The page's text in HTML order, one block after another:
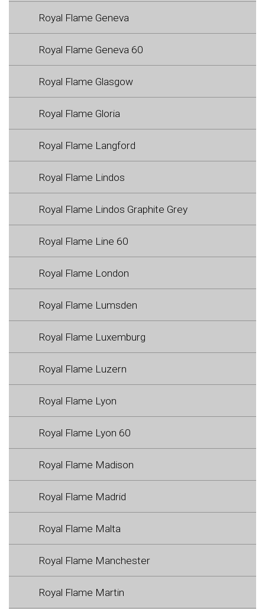
Royal Flame Geneva
Royal Flame Geneva 60
Royal Flame Glasgow
Royal Flame Gloria
Royal Flame Langford
Royal Flame Lindos
Royal Flame Lindos Graphite Grey
Royal Flame Line 60
Royal Flame London
Royal Flame Lumsden
Royal Flame Luxemburg
Royal Flame Luzern
Royal Flame Lyon
Royal Flame Lyon 60
Royal Flame Madison
Royal Flame Madrid
Royal Flame Malta
Royal Flame Manchester
Royal Flame Martin